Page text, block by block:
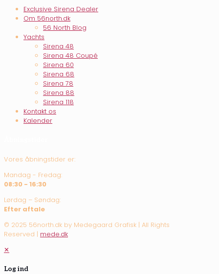
Exclusive Sirena Dealer
Om 56north.dk
56 North Blog
Yachts
Sirena 48
Sirena 48 Coupé
Sirena 60
Sirena 68
Sirena 78
Sirena 88
Sirena 118
Kontakt os
Kalender
Vores åbningstider er:
Mandag - Fredag:
08:30 - 16:30
Lørdag – Søndag:
Efter aftale
© 2025 56north.dk by Medegaard Grafisk | All Rights
Reserved | mede.dk
✕
Log ind